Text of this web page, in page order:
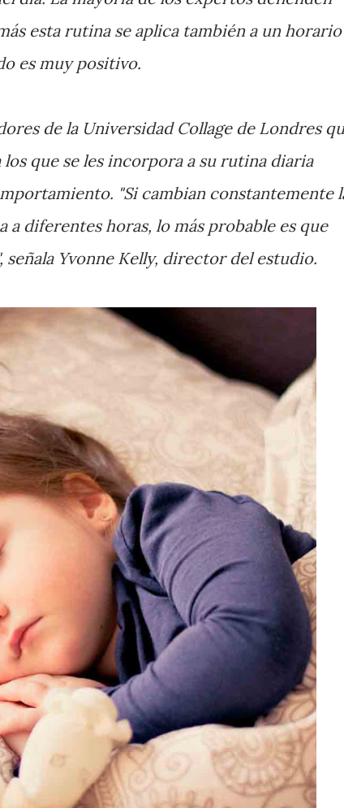
esta rutina se aplica también a un horario
es muy positivo.
de la Universidad Collage de Londres
que se les incorpora a su rutina diaria
"Si cambian constantemente
a diferentes horas, lo más probable es que
señala Yvonne Kelly, director del estudio.